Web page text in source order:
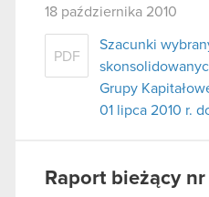
18 października 2010
PDF
Szacunki
Grupy
01 lipca 2010 r.
Raport bieżący